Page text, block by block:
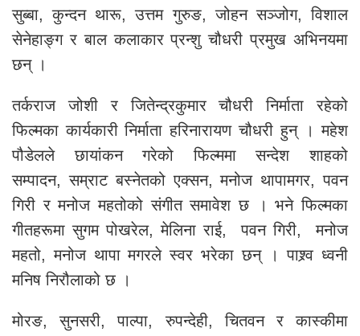
सुब्बा, कुन्दन थारू, उत्तम गुरुङ, जोहन सञ्जोग, विशाल
सेनेहाङ्ग र बाल कलाकार प्रन्शु चौधरी प्रमुख अभिनयमा
छन् ।
तर्कराज जोशी र जितेन्द्रकुमार चौधरी निर्माता रहेको
फिल्मका कार्यकारी निर्माता हरिनारायण चौधरी हुन् । महेश
पौडेलले छायांकन गरेको फिल्ममा सन्देश शाहको
सम्पादन, सम्राट बस्नेतको एक्सन, मनोज थापामगर, पवन
गिरी र मनोज महतोको संगीत समावेश छ । भने फिल्मका
गीतहरूमा सुगम पोखरेल, मेलिना राई, पवन गिरी, मनोज
महतो, मनोज थापा मगरले स्वर भरेका छन् । पाश्र्व ध्वनी
मनिष निरौलाको छ ।
मोरङ, सुनसरी, पाल्पा, रुपन्देही, चितवन र कास्कीमा